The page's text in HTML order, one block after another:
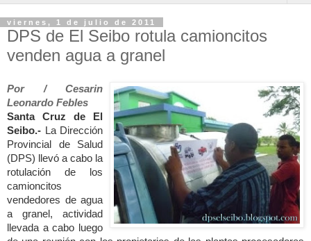
viernes, 1 de julio de 2011
DPS de El Seibo rotula camioncitos
venden agua a granel
Por / Cesarin
Leonardo Febles
Santa Cruz de El
Seibo.- La Dirección
Provincial de Salud
(DPS) llevó a cabo la
rotulación de los
camioncitos
vendedores de agua
a granel, actividad
llevada a cabo luego